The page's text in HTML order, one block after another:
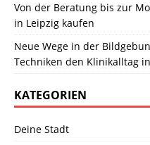
Von der Beratung bis zur
in Leipzig kaufen
Neue Wege in der
Techniken den Klinikalltag
KATEGORIEN
Deine Stadt